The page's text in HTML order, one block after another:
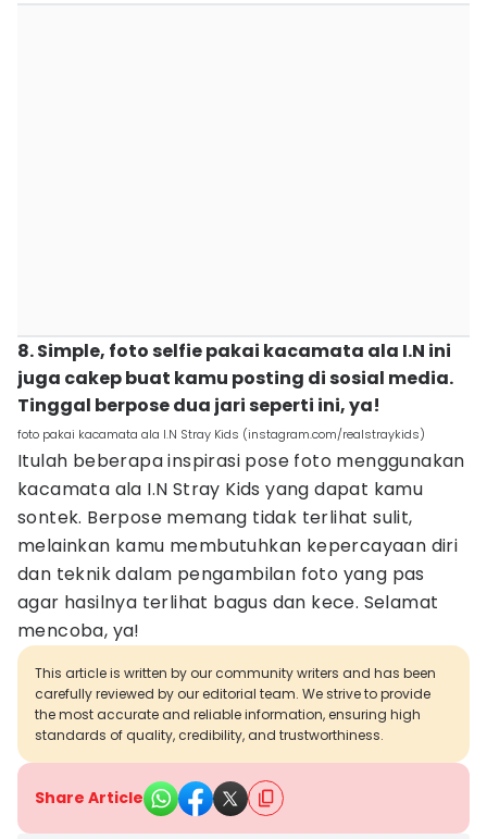
8. Simple, foto selfie pakai kacamata ala I.N ini
juga cakep buat kamu posting di sosial media.
Tinggal berpose dua jari seperti ini, ya!
foto pakai kacamata ala I.N Stray Kids (instagram.com/realstraykids)
Itulah beberapa inspirasi pose foto menggunakan
kacamata ala I.N Stray Kids yang dapat kamu
sontek. Berpose memang tidak terlihat sulit,
melainkan kamu membutuhkan kepercayaan diri
dan teknik dalam pengambilan foto yang pas
agar hasilnya terlihat bagus dan kece. Selamat
mencoba, ya!
This article is written by our community writers and has been
carefully reviewed by our editorial team. We strive to provide
the most accurate and reliable information, ensuring high
standards of quality, credibility, and trustworthiness.
Share Article